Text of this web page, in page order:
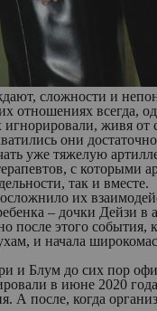
сложности и
отношениях всегда,
игнорировали, живя от
они достаточно
уже тяжелую
с которыми
так и вместе.
их
– дочки Дейзи в
после этого события,
и начала
и Блум до сих пор
в июне 2020
А после, когда